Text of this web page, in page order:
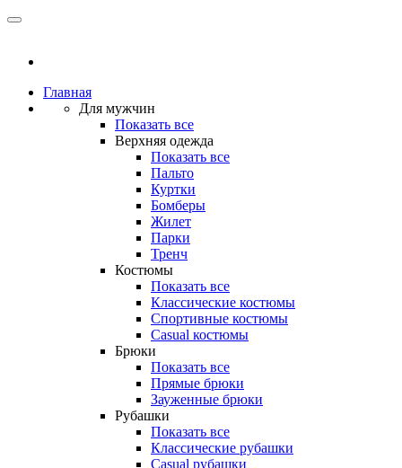
Главная
Для мужчин
Показать все
Верхняя одежда
Показать все
Пальто
Куртки
Бомберы
Жилет
Парки
Тренч
Костюмы
Показать все
Классические костюмы
Спортивные костюмы
Casual костюмы
Брюки
Показать все
Прямые брюки
Зауженные брюки
Рубашки
Показать все
Классические рубашки
Casual рубашки